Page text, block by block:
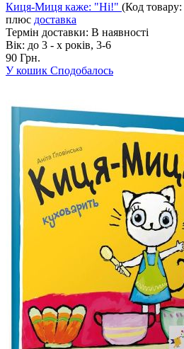
Киця-Миця каже: "Ні!" (Код товару:
плюс доставка
Термін доставки: В наявності
Вік: до 3 - х років, 3-6
90 Грн.
У кошик Сподобалось